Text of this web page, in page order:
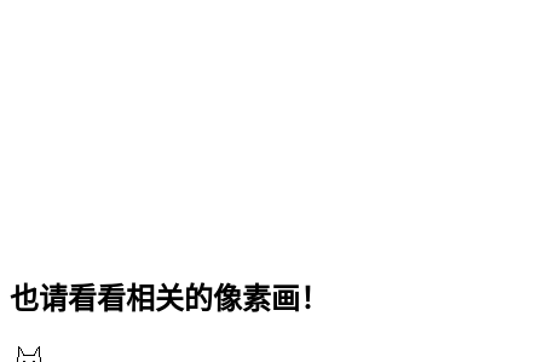
也请看看相关的像素画！